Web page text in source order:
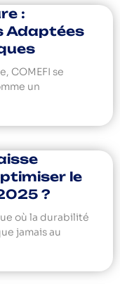
:
Adaptées
COMEFI se
un
le
?
où la durabilité
jamais au